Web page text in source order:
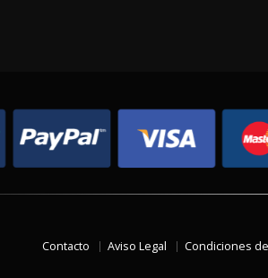
Contacto Aviso Legal Condiciones